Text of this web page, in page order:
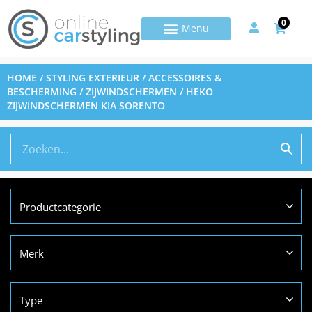
0
HOME /STYLING EXTERIEUR /ACCESSOIRES &
BESCHERMING /ZIJWINDSCHERMEN / HEKO
ZIJWINDSCHERMEN KIA SORENTO
Productcategorie
Merk
Type